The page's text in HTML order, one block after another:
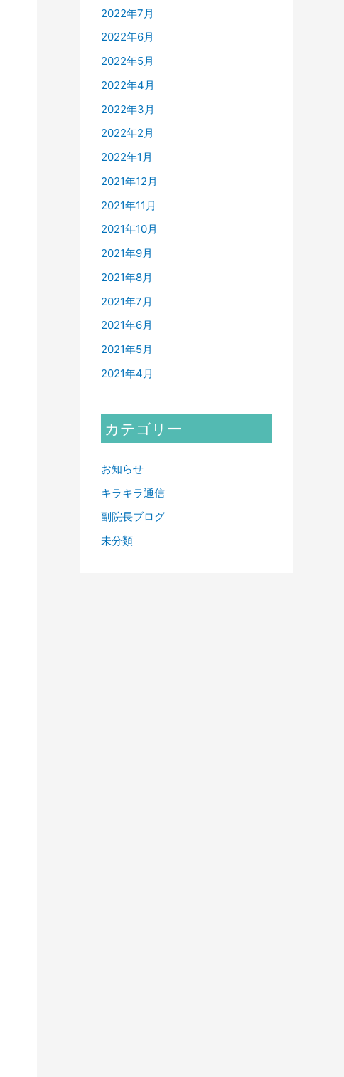
2022年7月
2022年6月
2022年5月
2022年4月
2022年3月
2022年2月
2022年1月
2021年12月
2021年11月
2021年10月
2021年9月
2021年8月
2021年7月
2021年6月
2021年5月
2021年4月
カテゴリー
お知らせ
キラキラ通信
副院長ブログ
未分類